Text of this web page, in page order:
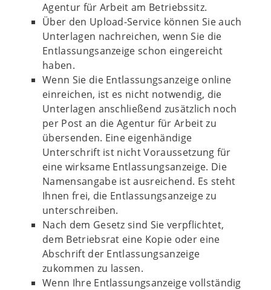
Agentur für Arbeit am Betriebssitz.
Über den Upload-Service können Sie auch
Unterlagen nachreichen, wenn Sie die
Entlassungsanzeige schon eingereicht
haben.
Wenn Sie die Entlassungsanzeige online
einreichen, ist es nicht notwendig, die
Unterlagen anschließend zusätzlich noch
per Post an die Agentur für Arbeit zu
übersenden. Eine eigenhändige
Unterschrift ist nicht Voraussetzung für
eine wirksame Entlassungsanzeige. Die
Namensangabe ist ausreichend. Es steht
Ihnen frei, die Entlassungsanzeige zu
unterschreiben.
Nach dem Gesetz sind Sie verpflichtet,
dem Betriebsrat eine Kopie oder eine
Abschrift der Entlassungsanzeige
zukommen zu lassen.
Wenn Ihre Entlassungsanzeige vollständig